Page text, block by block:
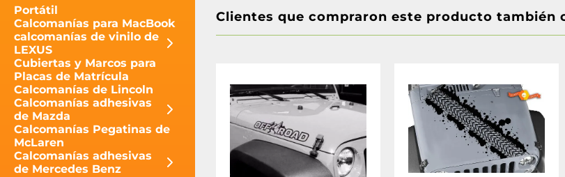
Portátil
Calcomanías para MacBook
calcomanías de vinilo de
LEXUS
Cubiertas y Marcos para
Placas de Matrícula
Calcomanías de Lincoln
Calcomanías adhesivas
de Mazda
Calcomanías Pegatinas de
McLaren
Calcomanías adhesivas
de Mercedes Benz
Clientes que compraron este producto también